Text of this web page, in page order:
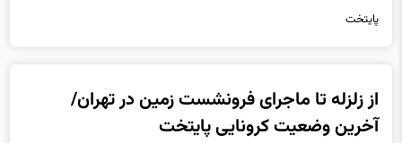
پایتخت
از زلزله تا ماجرای فرونشست زمین در تهران/
آخرین وضعیت کرونایی پایتخت